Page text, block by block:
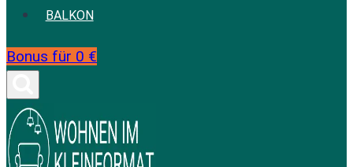
BALKON
Bonus für 0 €